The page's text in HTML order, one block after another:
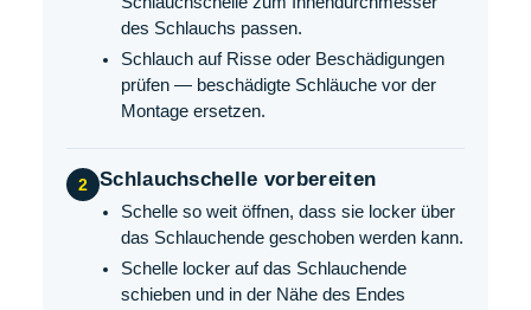
des Schlauchs passen.
Schlauch auf Risse oder Beschädigungen
prüfen — beschädigte Schläuche vor der
Montage ersetzen.
2 Schlauchschelle vorbereiten
Schelle so weit öffnen, dass sie locker über
das Schlauchende geschoben werden kann.
Schelle locker auf das Schlauchende
schieben und in der Nähe des Endes